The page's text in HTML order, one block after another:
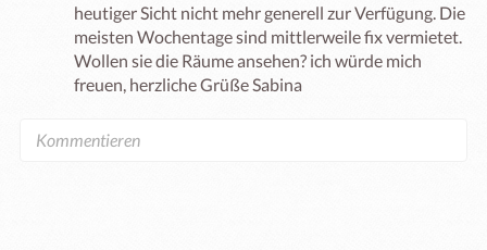
heutiger Sicht nicht mehr generell zur Verfügung. Die
meisten Wochentage sind mittlerweile fix vermietet.
Wollen sie die Räume ansehen? ich würde mich
freuen, herzliche Grüße Sabina